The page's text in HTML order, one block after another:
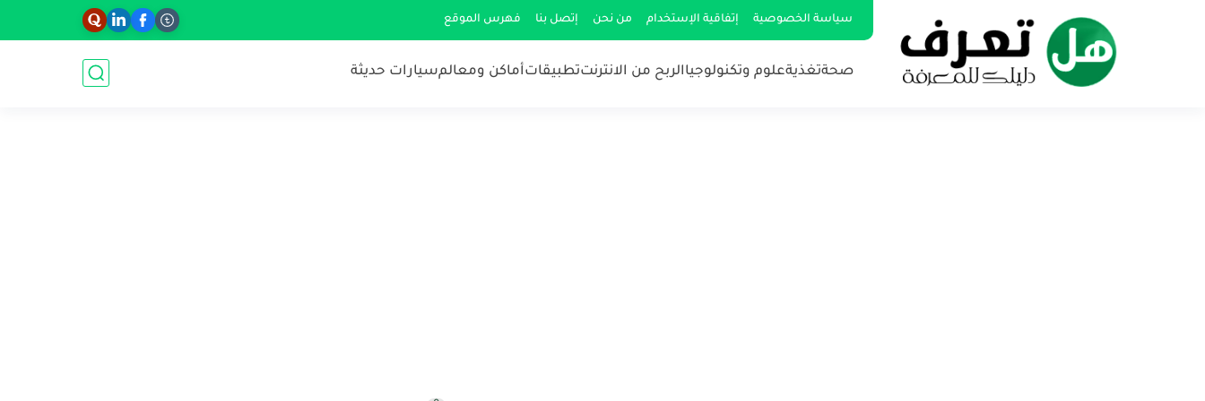
سياسة الخصوصية إتفاقية الإستخدام من نحن إتصل بنا فهرس الموقع
صحةتغذيةعلوم وتكنولوجياالربح من الانترنتتطبيقاتأماكن ومعالمسيارات حديثة